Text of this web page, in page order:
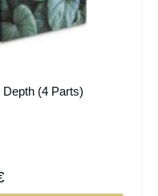
Depth (4 Parts)